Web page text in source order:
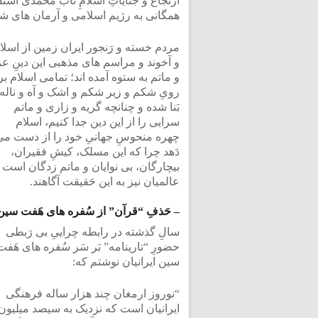
همگانی به رژیم اسلامی و آرمان
مردم خسته و رَنجور ایران زمین از
و آخوند و مراسم های مذهبی این دینِ
و ماتم به ستوه آمده اند؛ تمامی اسلام بر
رویِ شکم و زیر شکم و اشک و آه و ناله
بَنا شده و چنانچه گریه و زاری و ماتم
سرایی را از این دین جدا کنیم، اسلام
چهره منحوسِ جهانیِ خود را از دست
دَهد چرا که این مسلک، کیشِ فقیران،
بیچارگان، بی نوایان و ماتم زدگان است
عالمیان نیز به این حَقیقت آگاهند.
– حَذفِ “قرآن” از سُفره های هَفت
سالِ گذشته در رابطه چراییِ بی رَبطی
حضورِ “تارینامه” بَر سَر سُفره های
سین ایرانیان نوشتم که:
“نوروز ارمغان چند هزار ساله فرهنگی
ایرانیان است که نزدیک به سیصد